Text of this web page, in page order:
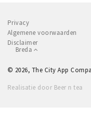
Privacy
Algemene voorwaarden
Disclaimer
Breda
© 2026, The City App
Realisatie door Beer n tea